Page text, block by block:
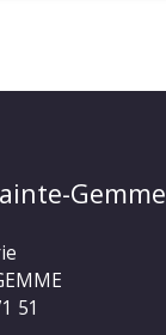
Gemme
51